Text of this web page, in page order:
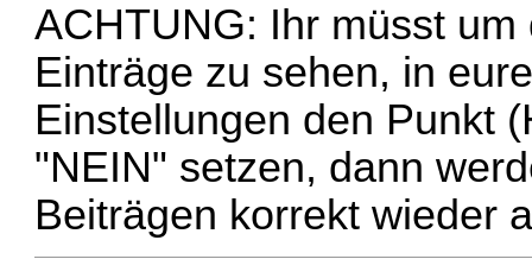
ACHTUNG: Ihr müsst
Einträge zu sehen, in
Einstellungen den Punkt
"NEIN" setzen, dann
Beiträgen korrekt wieder